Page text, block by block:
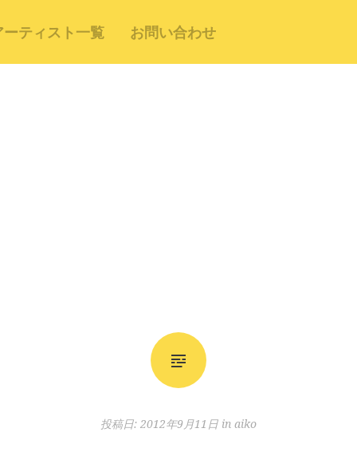
ーティスト一覧 お問い合わせ
投稿日: 2012年9月11日 in aiko